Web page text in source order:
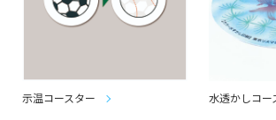
示温コースター 水透かしコー